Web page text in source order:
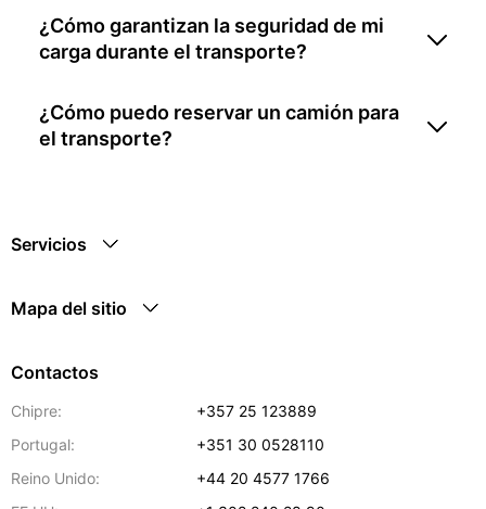
¿Cómo garantizan la seguridad de mi
carga durante el transporte?
¿Cómo puedo reservar un camión para
el transporte?
Servicios
Mapa del sitio
Contactos
Chipre:
+357 25 123889
Portugal:
+351 30 0528110
Reino Unido:
+44 20 4577 1766